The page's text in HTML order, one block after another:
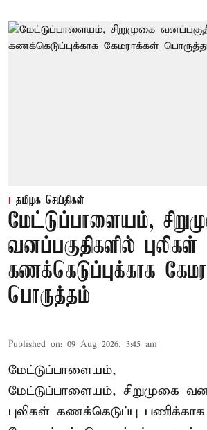
தமிழக செய்திகள்
மேட்டுப்பாளையம்,
வனப்பகுதிகளில் புலிகள்
கணக்கெடுப்புக்காக
பொருத்தம்
Published on: 09 Aug 2026, 3:45 am
மேட்டுப்பாளையம்,
மேட்டுப்பாளையம், சிறுமுகை
புலிகள் கணக்கெடுப்பு பணிக்காக